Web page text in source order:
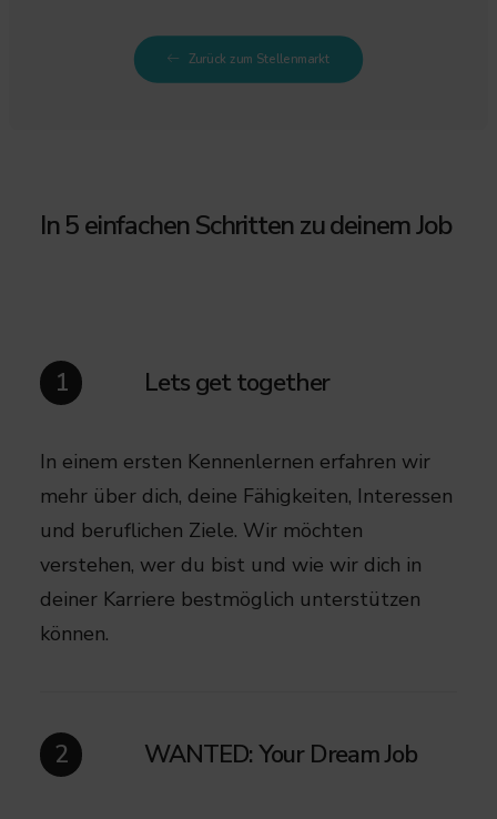
Zurück zum Stellenmarkt
In 5 einfachen Schritten zu deinem Job
1 Lets get together
In einem ersten Kennenlernen erfahren wir
mehr über dich, deine Fähigkeiten, Interessen
und beruflichen Ziele. Wir möchten
verstehen, wer du bist und wie wir dich in
deiner Karriere bestmöglich unterstützen
können.
2 WANTED: Your Dream Job